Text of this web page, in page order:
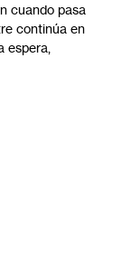
cuando pasa
continúa en
espera,